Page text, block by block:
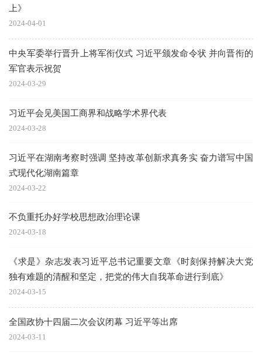
上》
2024-04-01
中央军委举行晋升上将军衔仪式 习近平颁发命令状 并向晋衔的
军官表示祝贺
2024-03-29
习近平会见美国工商界和战略学术界代表
2024-03-28
习近平在湖南考察时强调 坚持改革创新求真务实 奋力谱写中国
式现代化湖南篇章
2024-03-22
不负重托办好学校思想政治理论课
2024-03-18
《求是》杂志发表习近平总书记重要文章《时刻保持解决大党
独有难题的清醒和坚定，把党的伟大自我革命进行到底》
2024-03-15
全国政协十四届二次会议闭幕 习近平等出席
2024-03-11